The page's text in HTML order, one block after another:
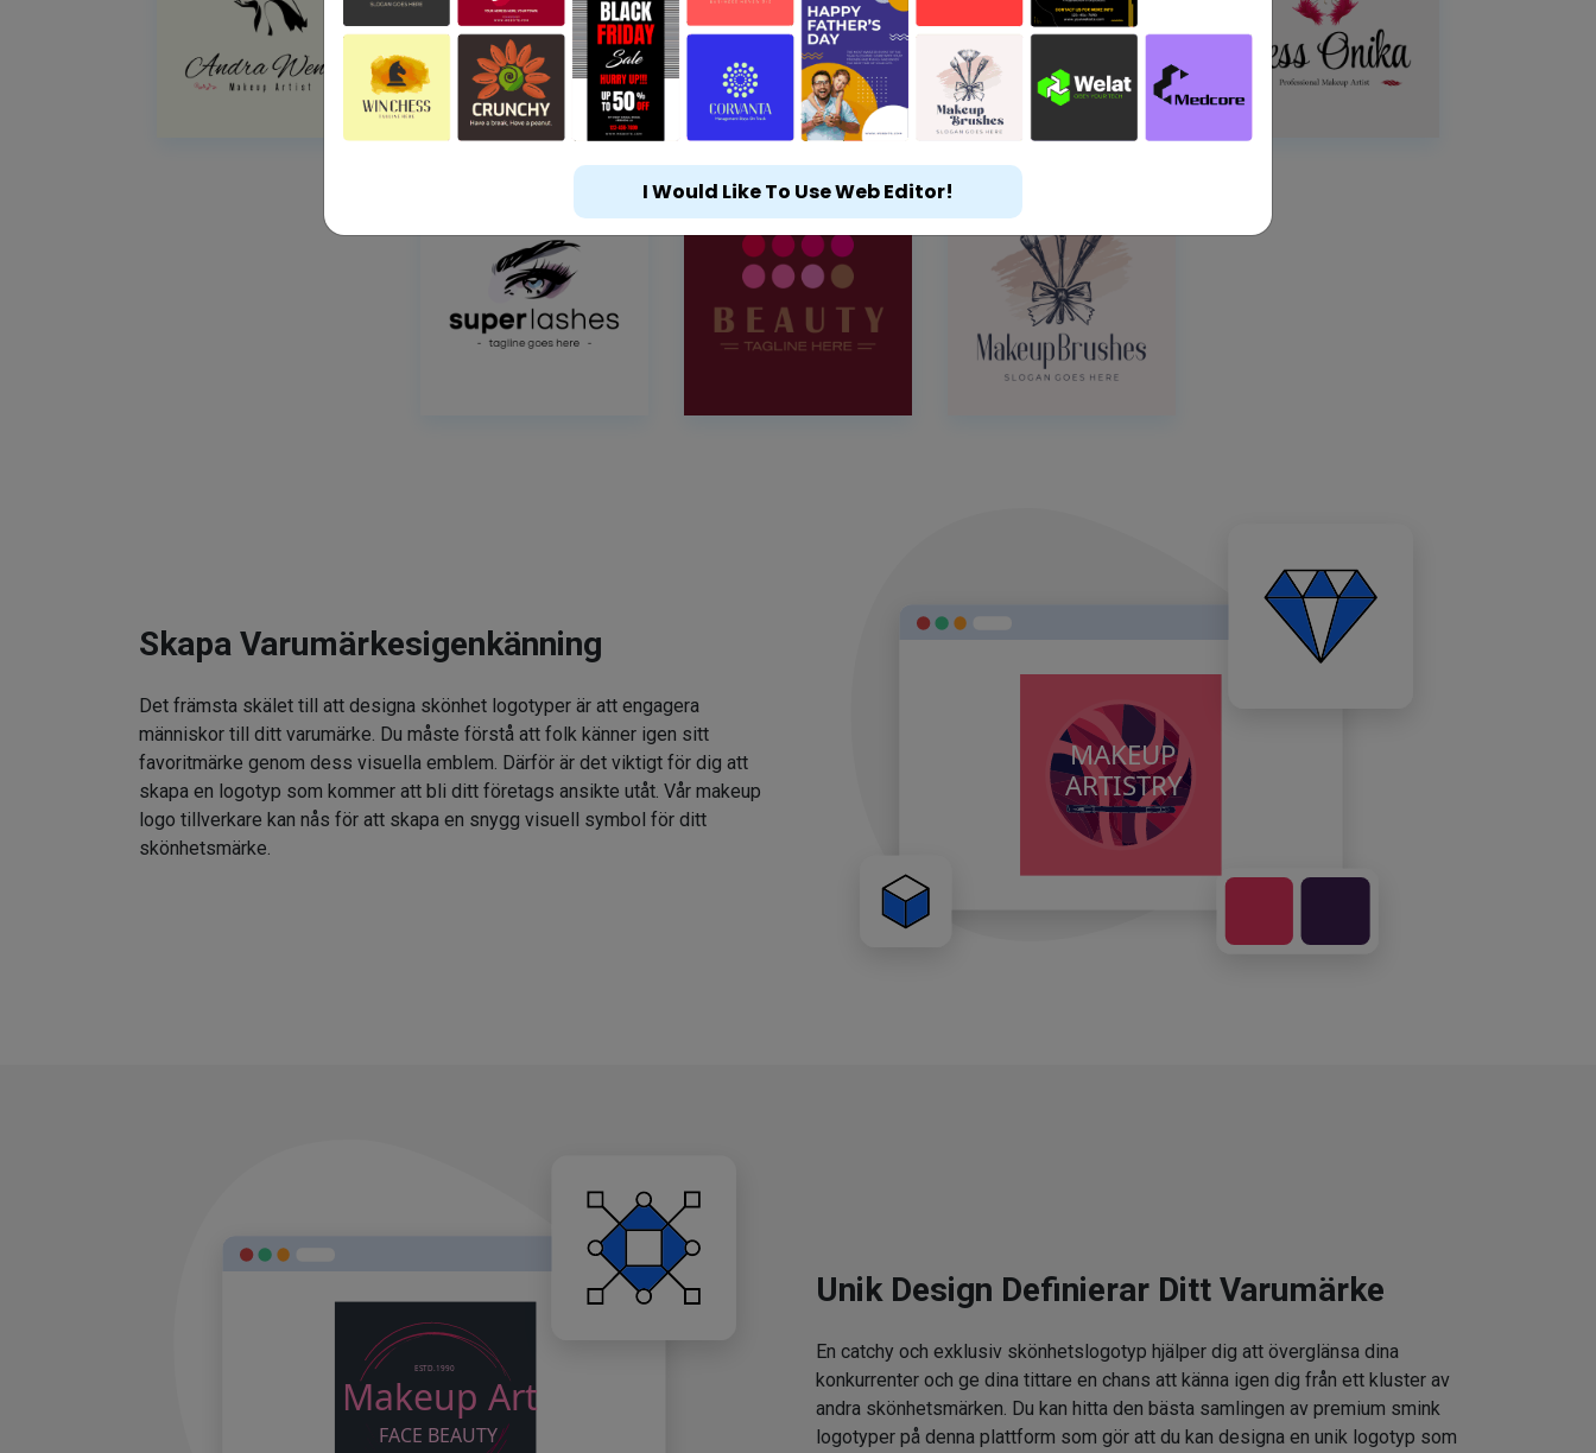
Skapa Varumärkesigenkänning
Det främsta skälet till att designa skönhet logotyper är att engagera
människor till ditt varumärke. Du måste förstå att folk känner igen sitt
favoritmärke genom dess visuella emblem. Därför är det viktigt för dig att
skapa en logotyp som kommer att bli ditt företags ansikte utåt. Vår makeup
logo tillverkare kan nås för att skapa en snygg visuell symbol för ditt
skönhetsmärke.
Unik Design Definierar Ditt Varumärke
En catchy och exklusiv skönhetslogotyp hjälper dig att överglänsa dina
konkurrenter och ge dina tittare en chans att känna igen dig från ett kluster av
andra skönhetsmärken. Du kan hitta den bästa samlingen av premium smink
logotyper på denna plattform som gör att du kan designa en unik logotyp som
I Would Like To Use Web Editor!